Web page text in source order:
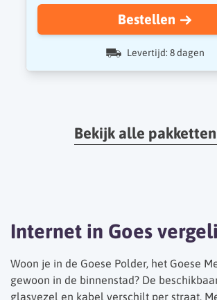
Bestellen
Levertijd: 8 dagen
Bekijk alle pakketten
Internet in Goes
Woon je in de Goese Polder, het Goese
gewoon in de binnenstad? De
glasvezel en kabel verschilt per straat.